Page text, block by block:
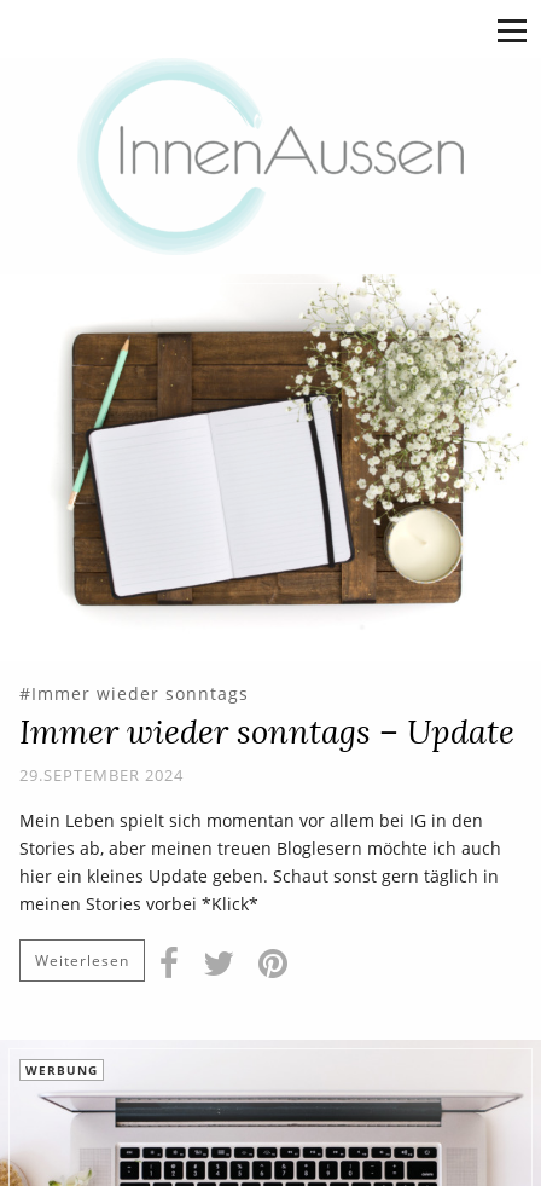
Immer wieder sonntags
Immer wieder sonntags – Update
29.SEPTEMBER 2024
Mein Leben spielt sich momentan vor allem bei IG in den
Stories ab, aber meinen treuen Bloglesern möchte ich auch
hier ein kleines Update geben. Schaut sonst gern täglich in
meinen Stories vorbei *Klick*
Weiterlesen
WERBUNG